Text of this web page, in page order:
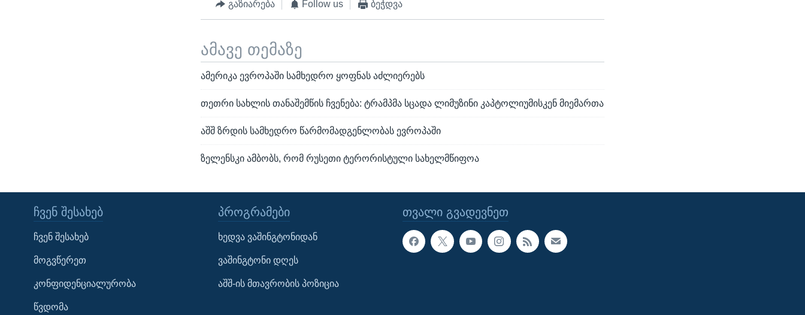
Learning English
ᲗᲕᲐᲚᲘ ᲒᲕᲐᲓᲔᲕᲜᲔᲗ
გაზიარება Follow us ბეჭდვა
ამავე თემაზე
ამერიკა ევროპაში სამხედრო ყოფნას აძლიერებს
თეთრი სახლის თანაშემწის ჩვენება: ტრამპმა სცადა ლიმუზინი კაპტოლიუმისკენ მიემართა
აშშ ზრდის სამხედრო წარმომადგენლობას ევროპაში
ზელენსკი ამბობს, რომ რუსეთი ტერორისტული სახელმწიფოა
ᲗᲕᲐᲚᲘ ᲒᲕᲐᲓᲔᲕᲜᲔᲗ
ᲩᲕᲔᲜ ᲨᲔᲡᲐᲮᲔᲑ
ჩვენ შესახებ
მოგვწერეთ
კონფიდენციალურობა
წვდომა
ᲞᲠᲝᲒᲠᲐᲛᲔᲑᲘ
ხედვა ვაშინგტონიდან
ვაშინგტონი დღეს
აშშ-ის მთავრობის პოზიცია